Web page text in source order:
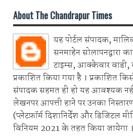
About The Chandrapur Times
यह पोर्टल संपादक,
सनमाहेन सोलापनद्वारा
टाइम्स, आक्केवार वाडी,
प्रकाशित किया गया है । प्रकाशित
संपादक सहमत ही हो यह आवश्यक
लेखनपर आपत्ती हाने पर उनका निस्तारण
(प्लेटफ़ॉर्म दिशानिर्देश और डिजिटल
विनियम 2021 के तहत किया जायेगा ।